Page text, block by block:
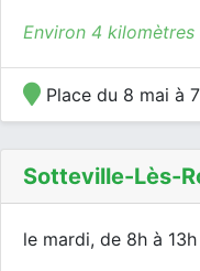
Environ 4
Place du 8 mai à
Sotteville-Lès-
le mardi, de 8h à 13h